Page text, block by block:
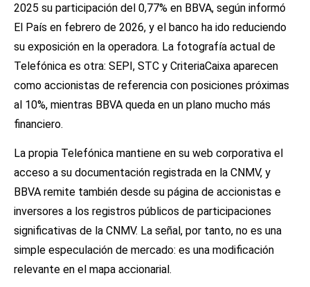
2025 su participación del 0,77% en BBVA, según informó
El País en febrero de 2026, y el banco ha ido reduciendo
su exposición en la operadora. La fotografía actual de
Telefónica es otra: SEPI, STC y CriteriaCaixa aparecen
como accionistas de referencia con posiciones próximas
al 10%, mientras BBVA queda en un plano mucho más
financiero.
La propia Telefónica mantiene en su web corporativa el
acceso a su documentación registrada en la CNMV, y
BBVA remite también desde su página de accionistas e
inversores a los registros públicos de participaciones
significativas de la CNMV. La señal, por tanto, no es una
simple especulación de mercado: es una modificación
relevante en el mapa accionarial.